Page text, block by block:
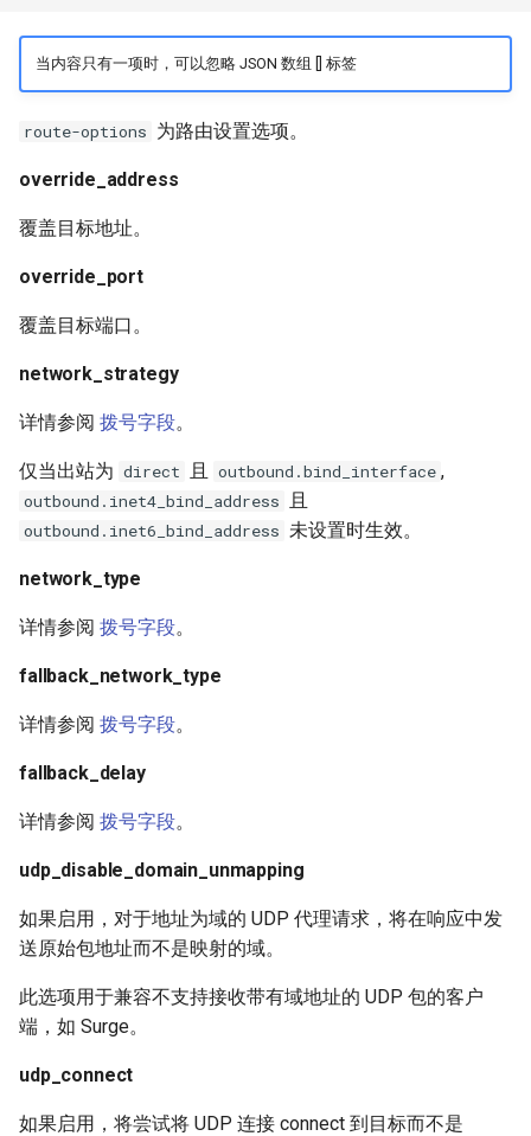
当内容只有一项时，可以忽略 JSON 数组 [] 标签
route-options 为路由设置选项。
override_address
覆盖目标地址。
override_port
覆盖目标端口。
network_strategy
详情参阅 拨号字段。
仅当出站为 direct 且 outbound.bind_interface ,
outbound.inet4_bind_address 且
outbound.inet6_bind_address 未设置时生效。
network_type
详情参阅 拨号字段。
fallback_network_type
详情参阅 拨号字段。
fallback_delay
详情参阅 拨号字段。
udp_disable_domain_unmapping
如果启用，对于地址为域的 UDP 代理请求，将在响应中发
送原始包地址而不是映射的域。
此选项用于兼容不支持接收带有域地址的 UDP 包的客户
端，如 Surge。
udp_connect
如果启用，将尝试将 UDP 连接 connect 到目标而不是